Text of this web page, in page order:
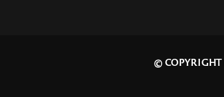
© COPYRIGHT